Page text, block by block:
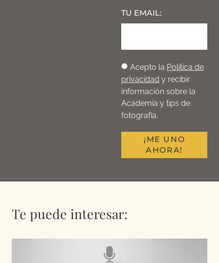
TU EMAIL:
Acepto la Política de
privacidad y recibir
información sobre la
Academia y tips de
fotografía.
¡ME UNO
AHORA!
Te puede interesar: